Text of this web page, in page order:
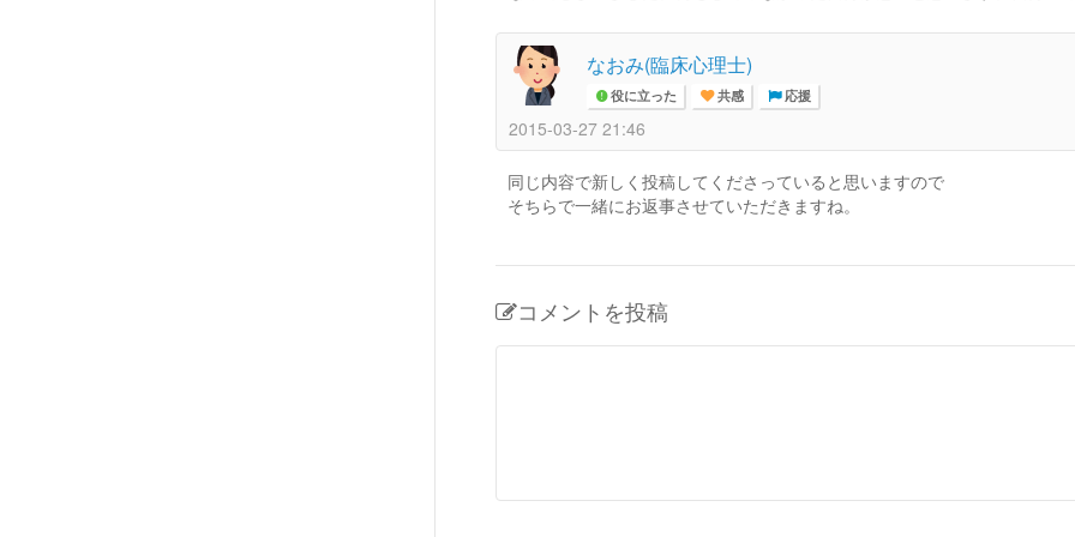
なおみ(臨床心理士)
役に立った 共感 応援
2015-03-27 21:46
同じ内容で新しく投稿してくださっていると思いますので
そちらで一緒にお返事させていただきますね。
コメントを投稿